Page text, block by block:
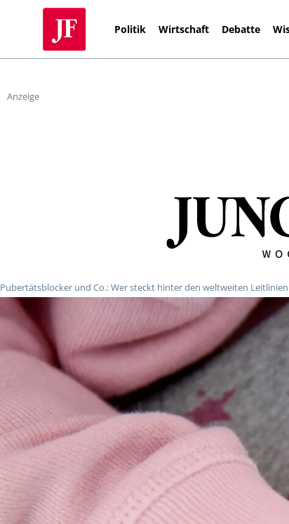
Politik Wirtschaft Debatte
Anzeige
Pubertätsblocker und Co.: Wer steckt hinter den weltweiten